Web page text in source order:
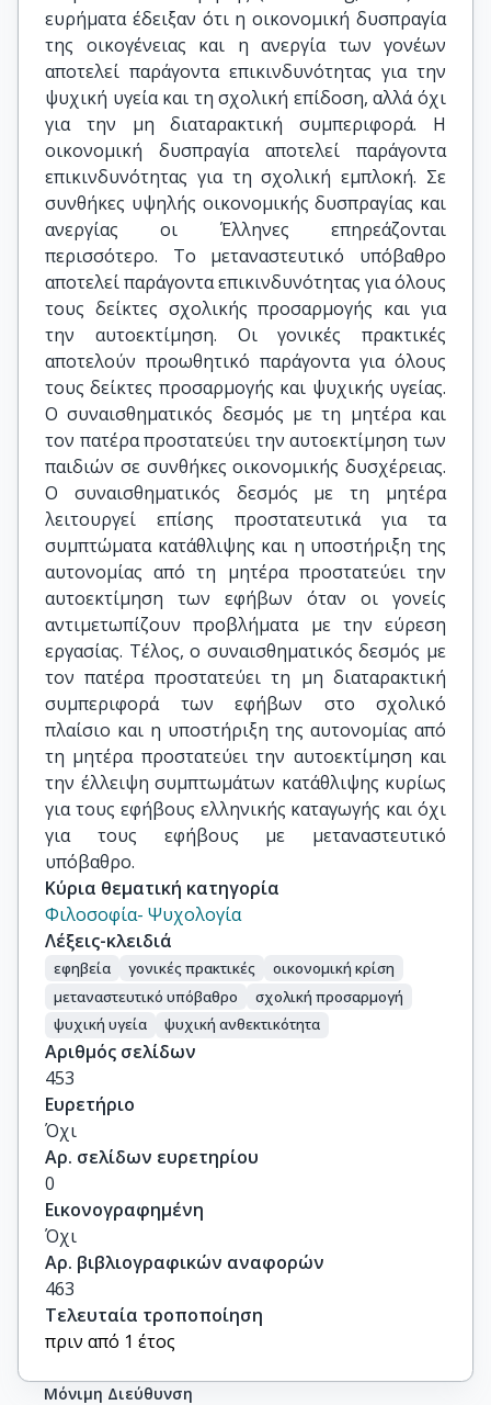
ευρήματα έδειξαν ότι η οικονομική δυσπραγία
της οικογένειας και η ανεργία των γονέων
αποτελεί παράγοντα επικινδυνότητας για την
ψυχική υγεία και τη σχολική επίδοση, αλλά όχι
για την μη διαταρακτική συμπεριφορά. H
οικονομική δυσπραγία αποτελεί παράγοντα
επικινδυνότητας για τη σχολική εμπλοκή. Σε
συνθήκες υψηλής οικονομικής δυσπραγίας και
ανεργίας οι Έλληνες επηρεάζονται
περισσότερο. Το μεταναστευτικό υπόβαθρο
αποτελεί παράγοντα επικινδυνότητας για όλους
τους δείκτες σχολικής προσαρμογής και για
την αυτοεκτίμηση. Οι γονικές πρακτικές
αποτελούν προωθητικό παράγοντα για όλους
τους δείκτες προσαρμογής και ψυχικής υγείας.
Ο συναισθηματικός δεσμός με τη μητέρα και
τον πατέρα προστατεύει την αυτοεκτίμηση των
παιδιών σε συνθήκες οικονομικής δυσχέρειας.
O συναισθηματικός δεσμός με τη μητέρα
λειτουργεί επίσης προστατευτικά για τα
συμπτώματα κατάθλιψης και η υποστήριξη της
αυτονομίας από τη μητέρα προστατεύει την
αυτοεκτίμηση των εφήβων όταν οι γονείς
αντιμετωπίζουν προβλήματα με την εύρεση
εργασίας. Τέλος, o συναισθηματικός δεσμός με
τον πατέρα προστατεύει τη μη διαταρακτική
συμπεριφορά των εφήβων στο σχολικό
πλαίσιο και η υποστήριξη της αυτονομίας από
τη μητέρα προστατεύει την αυτοεκτίμηση και
την έλλειψη συμπτωμάτων κατάθλιψης κυρίως
για τους εφήβους ελληνικής καταγωγής και όχι
για τους εφήβους με μεταναστευτικό
υπόβαθρο.
Κύρια θεματική κατηγορία
Φιλοσοφία- Ψυχολογία
Λέξεις-κλειδιά
εφηβεία γονικές πρακτικές
οικονομική κρίση
μεταναστευτικό υπόβαθρο
σχολική προσαρμογή
ψυχική υγεία
ψυχική ανθεκτικότητα
Αριθμός σελίδων
453
Ευρετήριο
Όχι
Αρ. σελίδων ευρετηρίου
0
Εικονογραφημένη
Όχι
Αρ. βιβλιογραφικών αναφορών
463
Τελευταία τροποποίηση
πριν από 1 έτος
Μόνιμη Διεύθυνση